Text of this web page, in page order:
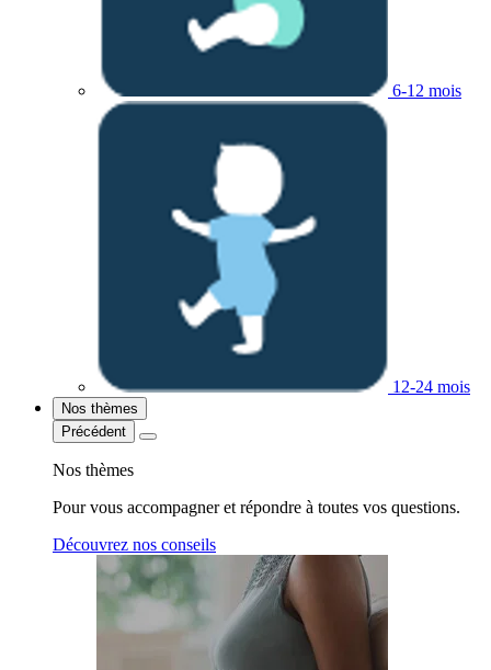
6-12 mois
12-24 mois
Nos thèmes
Précédent
Nos thèmes
Pour vous accompagner et répondre à toutes vos questions.
Découvrez nos conseils